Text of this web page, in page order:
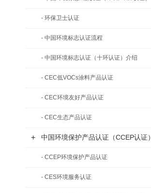
- 环保卫士认证
- 中国环境标志认证流程
- 中国环境标志认证（十环认证）介绍
- CEC低VOCs涂料产品认证
- CEC环境友好产品认证
- CEC生态产品认证
+ 中国环境保护产品认证（CCEP认证）
- CCEP环境保护产品认证
- CES环境服务认证